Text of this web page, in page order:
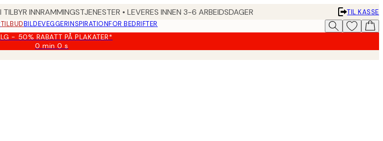
INNRAMMINGSTJENESTER • LEVERES INNEN 3-6 ARBEIDSDAGER
TIL KASSE
TILBUDBILDEVEGGERINSPIRATIONFOR BEDRIFTER
- 50% RABATT PÅ PLAKATER*
0 min0 s
Gyldig